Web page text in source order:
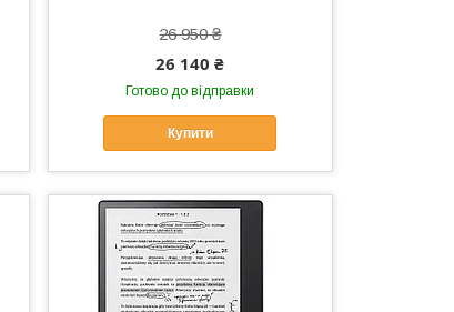
26 950 ₴
26 140 ₴
Готово до відправки
Купити